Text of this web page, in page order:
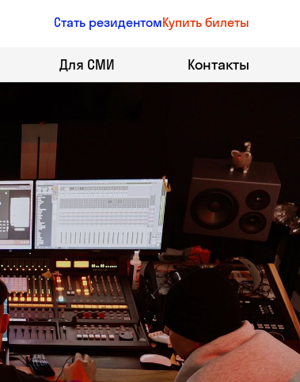
Стать резидентомКупить билеты
Для СМИ Контакты